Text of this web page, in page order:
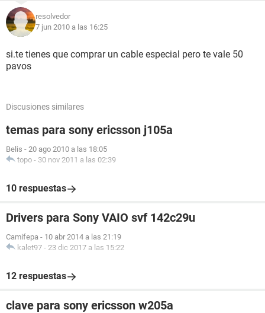
resolvedor
7 jun 2010 a las 16:25
si.te tienes que comprar un cable especial pero te vale 50
pavos
Discusiones similares
temas para sony ericsson j105a
Belis - 20 ago 2010 a las 18:05
topo - 30 nov 2011 a las 02:39
10 respuestas
Drivers para Sony VAIO svf 142c29u
Camifepa - 10 abr 2014 a las 21:19
kalet97 - 23 dic 2017 a las 15:22
12 respuestas
clave para sony ericsson w205a